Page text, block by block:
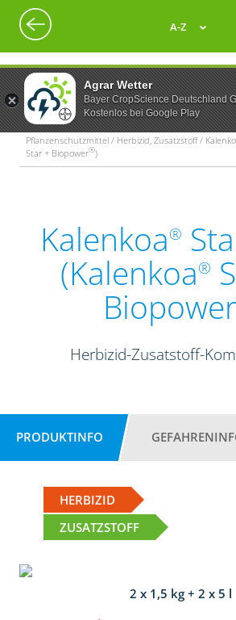
Agrar Wetter
Bayer CropScience Deutschland
Kostenlos bei Google Play
A-Z
Pflanzenschutzmittel / Herbizid, Zusatzstoff /
Star + Biopower®)
Kalenkoa®
(Kalenkoa®
Biopower
Herbizid-Zusatstoff-
PRODUKTINFO
HERBIZID
ZUSATZSTOFF
2 x 1,5 kg + 2 x 5 l